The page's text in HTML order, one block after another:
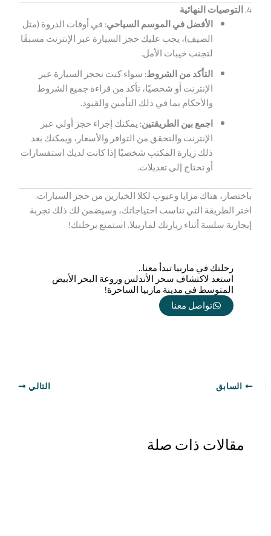
التوصيات النهائية
الأفضل في الموسم السياحي:في أوقات الذروة (مثل
الصيف)، يجب عليك حجز السيارة عبر الإنترنت مسبقًا
لتجنب خيبات الأمل.
التأكد من الشروط:سواء كنت تحجز السيارة عبر
الإنترنت أو شخصيًا، تأكد من قراءة جميع الشروط
والأحكام بما في ذلك التأمين والقيود.
اجمع بين الطريقتين:يمكنك إجراء حجز أولي عبر
الإنترنت والتحقق من التوافر والأسعار، ويمكنك بعد
ذلك زيارة المكتب شخصيًا إذا كانت لديك استفسارات
أو تحتاج إلى تعديلات.
باختصار، هناك مزايا وعيوب لكلا الخيارين من حجز السيارات.
اختر الطريقة التي تناسب احتياجاتك، وسيضمن لك ذلك تجربة
إيجارية سلسة أثناء زيارتك لماربيلا. استمتع برحلتك!
رحلتك في ماربيا تبدأ معنا..
استعد لاكتشاف سحر الأندلس وروعة البحر الأبيض
المتوسط في مدينة ماربيا الساحرة!
تواصل معنا
السابق التالي
مقالات ذات صلة